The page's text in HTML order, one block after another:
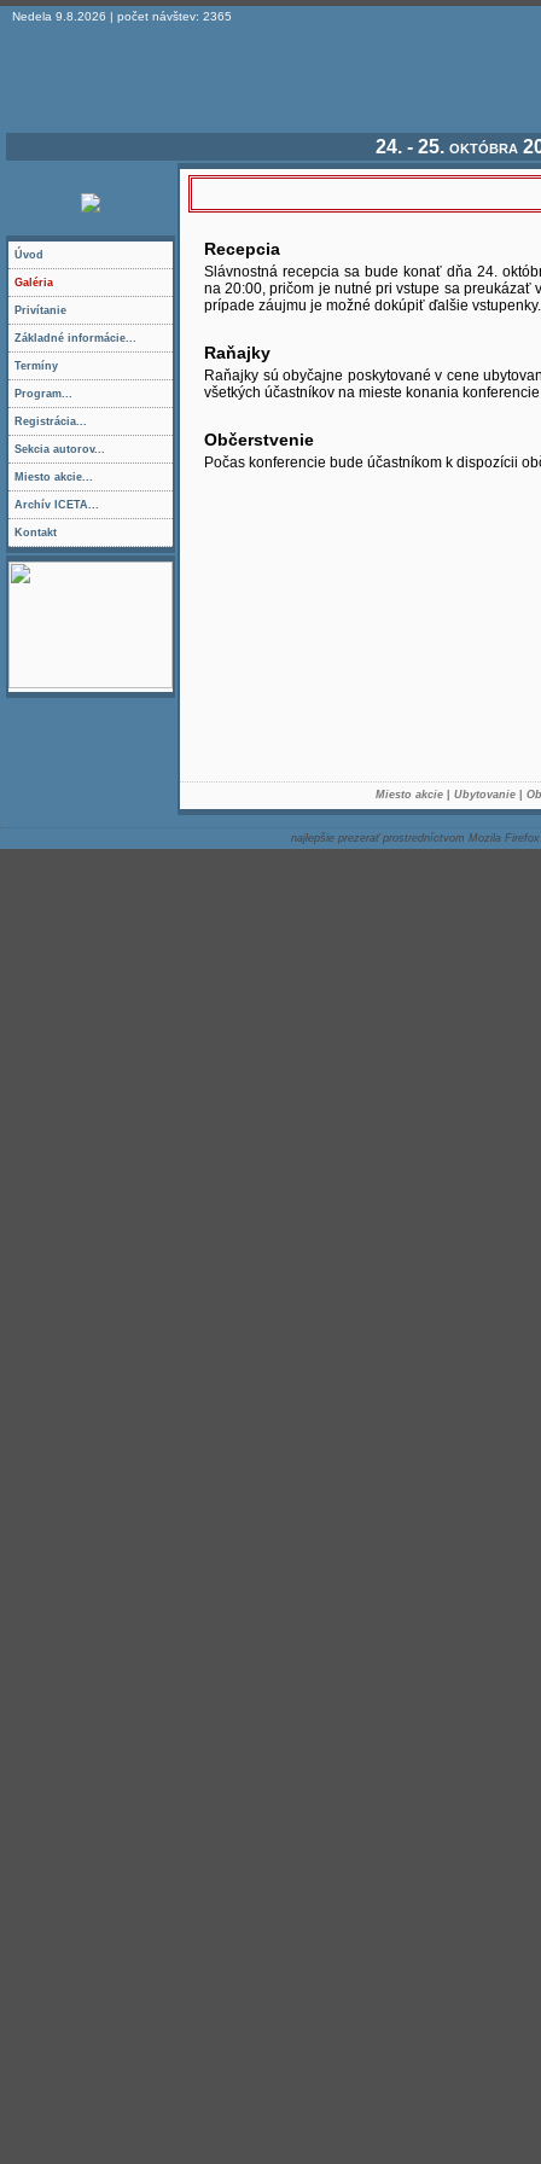
Nedela 9.8.2026 | počet návštev: 2365
24. - 25. októbra
Recepcia
Slávnostná recepcia sa bude konať dňa 24.
na 20:00, pričom je nutné pri vstupe sa preukázať
prípade záujmu je možné dokúpiť ďalšie vstupenky.
Raňajky
Raňajky sú obyčajne poskytované v cene
všetkých účastníkov na mieste konania
Občerstvenie
Počas konferencie bude účastníkom k dispozícii
Miesto akcie Ubytovanie
Úvod
Galéria
Privítanie
Základné informácie...
Termíny
Program...
Registrácia...
Sekcia autorov...
Miesto akcie...
Archív ICETA...
Kontakt
najlepšie prezerať prostredníctvom Mozila